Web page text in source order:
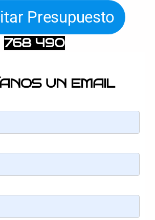
Presupuesto
768 490
UN EMAIL